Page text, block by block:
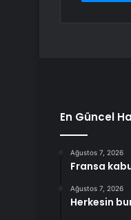
En Güncel
Ağustos 7, 2026
Fransa
Ağustos 7, 2026
Herkesin